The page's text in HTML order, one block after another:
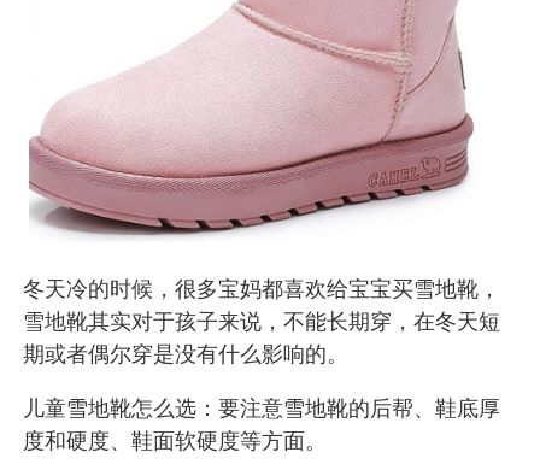
冬天冷的时候，很多宝妈都喜欢给宝宝买雪地靴，
雪地靴其实对于孩子来说，不能长期穿，在冬天短
期或者偶尔穿是没有什么影响的。
儿童雪地靴怎么选：要注意雪地靴的后帮、鞋底厚
度和硬度、鞋面软硬度等方面。